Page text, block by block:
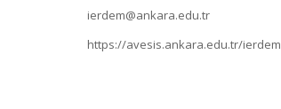
ierdem@ankara.edu.tr
https://avesis.ankara.edu.tr/ierdem